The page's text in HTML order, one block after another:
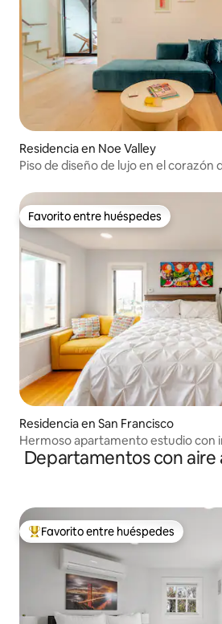
Residencia en Noe Valley
Piso de diseño de lujo en el corazón
Favorito entre huéspedes
Favorito entre huéspedes
Residencia en San Francisco
Hermoso apartamento estudio con
a la ciudad
Departamentos con
De los mejores en Favorito entre
Favorito entre huéspedes